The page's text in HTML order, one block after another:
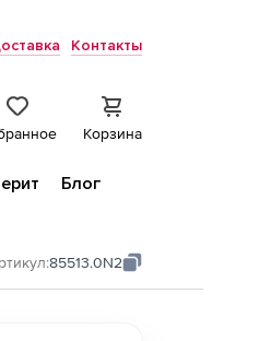
Контакты
Корзина
Блог
85513.0N2